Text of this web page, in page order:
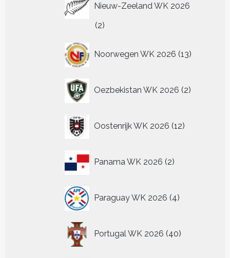
Nieuw-Zeeland WK 2026
22
Noorwegen WK 2026 13
producten
Oezbekistan WK 2026 2
producten
Oostenrijk WK 2026 12
producten
Panama WK 2026 2
producten
Paraguay WK 2026 4
producten
Portugal WK 2026 40
producten